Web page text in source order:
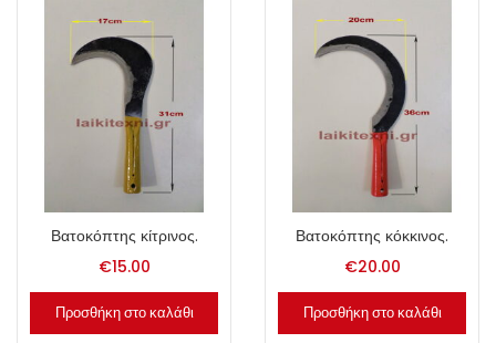
Βατοκόπτης κίτρινος.
€15.00
Προσθήκη στο καλάθι
Βατοκόπτης κόκκινος.
€20.00
Προσθήκη στο καλάθι